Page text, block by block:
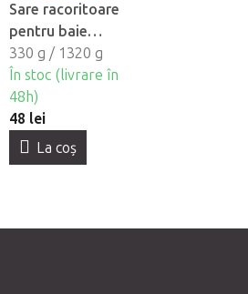
Sare racoritoare
pentru baie
pentru picioare
Sara Beauty Spa
- Capsuni
330 g / 1320 g
În stoc (livrare în
48h)
48 lei
La coş